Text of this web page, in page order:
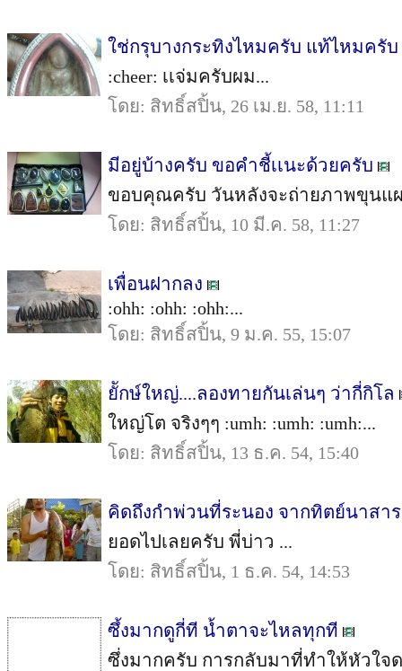
ใช่กรุบางกระทิงไหมครับ แท้ไหมครับ
:cheer: เเจ่มครับผม...
โดย: สิทธิ์สปิ้น, 26 เม.ย. 58, 11:11
มีอยู่บ้างครับ ขอคำชี้เเนะด้วยครับ
ขอบคุณครับ วันหลังจะถ่ายภาพขุนแผ
โดย: สิทธิ์สปิ้น, 10 มี.ค. 58, 11:27
เพื่อนฝากลง
:ohh: :ohh: :ohh:...
โดย: สิทธิ์สปิ้น, 9 ม.ค. 55, 15:07
ยัักษ์ใหญ่....ลองทายกันเล่นๆ ว่ากี่กิโล
ใหญ่โต จริงๆๆ :umh: :umh: :umh:...
โดย: สิทธิ์สปิ้น, 13 ธ.ค. 54, 15:40
คิดถึงกำพ่วนที่ระนอง จากทิตย์นาสาร
ยอดไปเลยครับ พี่บ่าว ...
โดย: สิทธิ์สปิ้น, 1 ธ.ค. 54, 14:53
ซึ้งมากดูกี่ที น้ำตาจะไหลทุกที
ซึ่งมากครับ การกลับมาที่ทำให้หัวใจ